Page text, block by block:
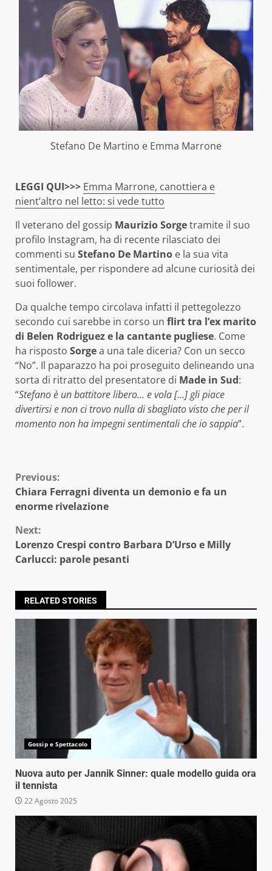
Stefano De Martino e Emma Marrone
LEGGI QUI>>> Emma Marrone, canottiera e
nient’altro nel letto: si vede tutto
Il veterano del gossip Maurizio Sorgetramite il suo
profilo Instagram, ha di recente rilasciato dei
commenti su Stefano De Martino e la sua vita
sentimentale, per rispondere ad alcune curiosità dei
suoi follower.
Da qualche tempo circolava infatti il pettegolezzo
secondo cui sarebbe in corso un flirt tra l’ex marito
di Belen Rodriguez e la cantante pugliese. Come
ha risposto Sorgea una tale diceria? Con un secco
“No”. Il paparazzo ha poi proseguito delineando una
sorta di ritratto del presentatore di Made in Sud:
“Stefano è un battitore libero… e vola […] gli piace
divertirsi e non ci trovo nulla di sbagliato visto che per il
momento non ha impegni sentimentali che io sappia”.
Continue
Reading
Previous:
Chiara Ferragni diventa un demonio e fa un
enorme rivelazione
Next:
Lorenzo Crespi contro Barbara D’Urso e Milly
Carlucci: parole pesanti
RELATED STORIES
Gossip e Spettacolo
Nuova auto per Jannik Sinner: quale modello guida ora
il tennista
22 Agosto 2025